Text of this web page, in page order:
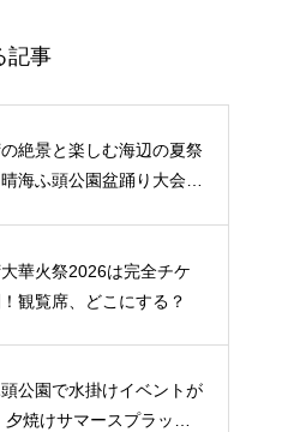
記事
絶景と楽しむ海辺の夏祭
海ふ頭公園盆踊り大会20
華火祭2026は完全チケ
観覧席、どこにする？
公園で水掛けイベントが
夕焼けサマースプラッシ